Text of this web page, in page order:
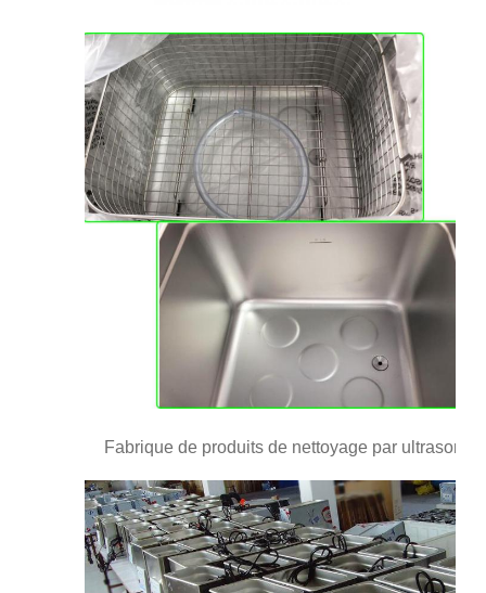
Fabrique de produits de nettoyage par ultrasons